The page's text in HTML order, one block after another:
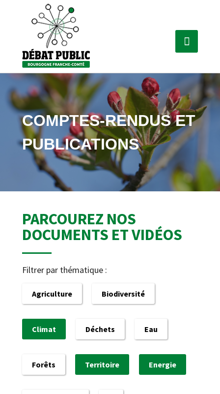
COMPTES-RENDUS ET
PUBLICATIONS
PARCOUREZ NOS
DOCUMENTS ET VIDÉOS
Filtrer par thématique :
Agriculture Biodiversité
Climat Déchets Eau
Forêts Territoire Energie